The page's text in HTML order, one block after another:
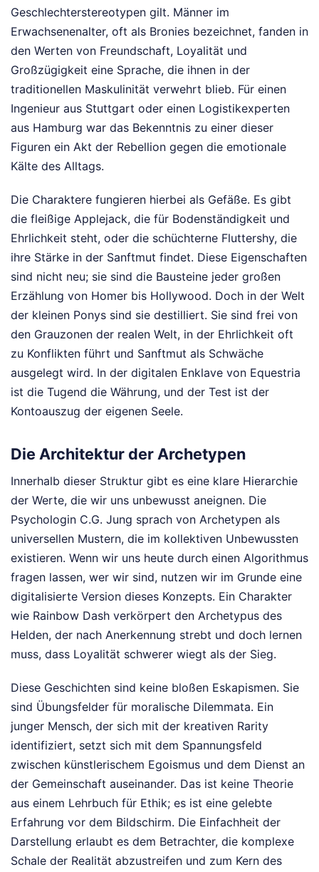
Geschlechterstereotypen gilt. Männer im
Erwachsenenalter, oft als Bronies bezeichnet, fanden in
den Werten von Freundschaft, Loyalität und
Großzügigkeit eine Sprache, die ihnen in der
traditionellen Maskulinität verwehrt blieb. Für einen
Ingenieur aus Stuttgart oder einen Logistikexperten
aus Hamburg war das Bekenntnis zu einer dieser
Figuren ein Akt der Rebellion gegen die emotionale
Kälte des Alltags.
Die Charaktere fungieren hierbei als Gefäße. Es gibt
die fleißige Applejack, die für Bodenständigkeit und
Ehrlichkeit steht, oder die schüchterne Fluttershy, die
ihre Stärke in der Sanftmut findet. Diese Eigenschaften
sind nicht neu; sie sind die Bausteine jeder großen
Erzählung von Homer bis Hollywood. Doch in der Welt
der kleinen Ponys sind sie destilliert. Sie sind frei von
den Grauzonen der realen Welt, in der Ehrlichkeit oft
zu Konflikten führt und Sanftmut als Schwäche
ausgelegt wird. In der digitalen Enklave von Equestria
ist die Tugend die Währung, und der Test ist der
Kontoauszug der eigenen Seele.
Die Architektur der Archetypen
Innerhalb dieser Struktur gibt es eine klare Hierarchie
der Werte, die wir uns unbewusst aneignen. Die
Psychologin C.G. Jung sprach von Archetypen als
universellen Mustern, die im kollektiven Unbewussten
existieren. Wenn wir uns heute durch einen Algorithmus
fragen lassen, wer wir sind, nutzen wir im Grunde eine
digitalisierte Version dieses Konzepts. Ein Charakter
wie Rainbow Dash verkörpert den Archetypus des
Helden, der nach Anerkennung strebt und doch lernen
muss, dass Loyalität schwerer wiegt als der Sieg.
Diese Geschichten sind keine bloßen Eskapismen. Sie
sind Übungsfelder für moralische Dilemmata. Ein
junger Mensch, der sich mit der kreativen Rarity
identifiziert, setzt sich mit dem Spannungsfeld
zwischen künstlerischem Egoismus und dem Dienst an
der Gemeinschaft auseinander. Das ist keine Theorie
aus einem Lehrbuch für Ethik; es ist eine gelebte
Erfahrung vor dem Bildschirm. Die Einfachheit der
Darstellung erlaubt es dem Betrachter, die komplexe
Schale der Realität abzustreifen und zum Kern des